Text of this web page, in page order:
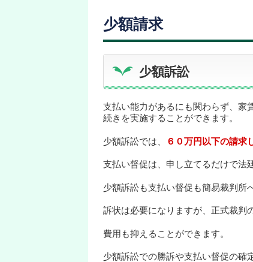
少額請求
少額訴訟
支払い能力があるにも関わらず、家
続きを実施することができます。
少額訴訟では、 ６０万円以下の請求
支払い督促は、申し立てるだけで法
少額訴訟も支払い督促も簡易裁判所
訴状は必要になりますが、正式裁判
費用も抑えることができます。
少額訴訟での勝訴や支払い督促の確